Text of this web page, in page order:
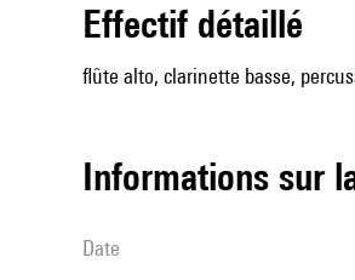
effectif détaillé
flûte alto, clarinette basse,
informations sur
date